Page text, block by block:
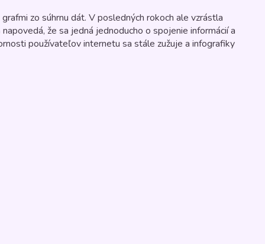
zo súhrnu dát. V posledných rokoch ale vzrástla
že sa jedná jednoducho o spojenie informácií a
používateľov internetu sa stále zužuje a infografiky